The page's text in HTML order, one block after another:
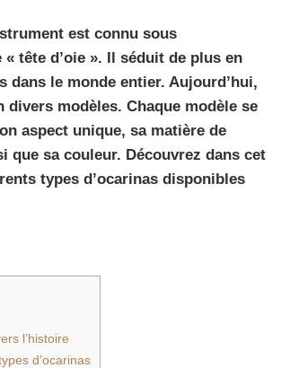
est connu sous
« tête d’oie ». Il séduit de plus en
dans le monde entier. Aujourd’hui,
divers modèles. Chaque modèle se
aspect unique, sa matière de
que sa couleur. Découvrez dans cet
types d’ocarinas disponibles
l’histoire
d’ocarinas